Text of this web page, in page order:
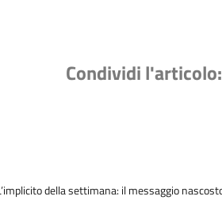
Condividi l'articolo: